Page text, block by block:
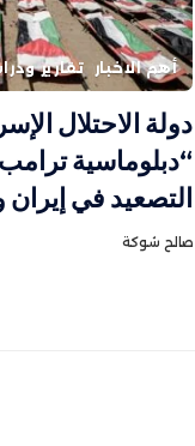
أهم الاخبار تقارير
دولة الاحتلال
“دبلوماسية
التصعيد في
صالح شوكة